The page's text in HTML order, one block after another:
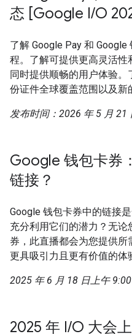
态 [Google I/O
了解 Google Pay 和
程。了解可提供更高灵活性
同时提供顺畅的用户体验
份证件全球覆盖范围以及新
发布时间：2026 年 5 月 21
Google 钱包卡券
链接？
Google 钱包卡券中的链接
充分利用它们的潜力？无
券，此直播都会为您提供
更具吸引力且更有价值的体
2025 年 6 月 18 日上午
2025 年 I/O 大会